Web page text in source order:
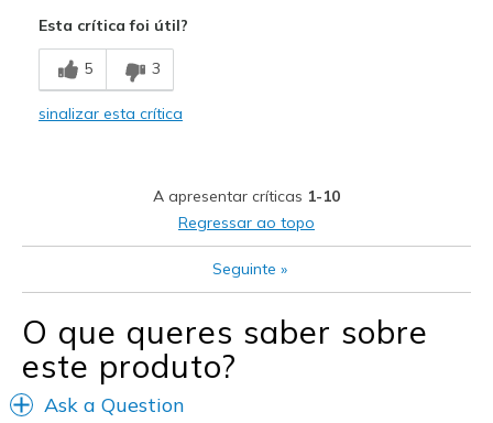
Breathe Well
Comfortable
Melhores utilizações
Casual Wear
Going Out
Special Occasions
Travel
Esta crítica foi útil?
5 3
sinalizar esta crítica
A apresentar críticas 1-10
Regressar ao topo
Seguinte »
O que queres saber sobre
este produto?
Ask a Question